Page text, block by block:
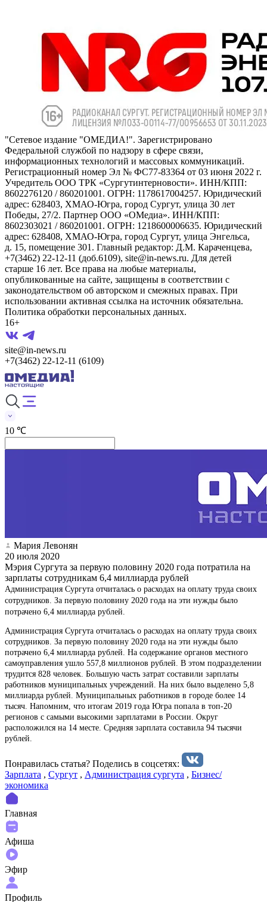
"Сетевое издание "ОМЕДИА!". Зарегистрировано
Федеральной службой по надзору в сфере связи,
информационных технологий и массовых коммуникаций.
Регистрационный номер Эл № ФС77-83364 от 03 июня 2022 г.
Учредитель ООО ТРК «Сургутинтерновости». ИНН/КПП:
8602276120 / 860201001. ОГРН: 1178617004257. Юридический
адрес: 628403, ХМАО-Югра, город Сургут, улица 30 лет
Победы, 27/2. Партнер ООО «ОМедиа». ИНН/КПП:
8602303021 / 860201001. ОГРН: 1218600006635. Юридический
адрес: 628408, ХМАО-Югра, город Сургут, улица Энгельса,
д. 15, помещение 301. Главный редактор: Д.М. Караченцева,
+7(3462) 22-12-11 (доб.6109), site@in-news.ru. Для детей
старше 16 лет. Все права на любые материалы,
опубликованные на сайте, защищены в соответствии с
законодательством об авторском и смежных правах. При
использовании активная ссылка на источник обязательна.
Политика обработки персональных данных.
16+
site@in-news.ru
+7(3462) 22-12-11 (6109)
10 ℃
Мария Левонян
20 июля 2020
Мэрия Сургута за первую половину 2020 года потратила на
зарплаты сотрудникам 6,4 миллиарда рублей
Администрация Сургута отчиталась о расходах на оплату труда своих
сотрудников. За первую половину 2020 года на эти нужды было
потрачено 6,4 миллиарда рублей.
Администрация Сургута отчиталась о расходах на оплату труда своих
сотрудников. За первую половину 2020 года на эти нужды было
потрачено 6,4 миллиарда рублей. На содержание органов местного
самоуправления ушло 557,8 миллионов рублей. В этом подразделении
трудится 828 человек. Большую часть затрат составили зарплаты
работников муниципальных учреждений. На них было выделено 5,8
миллиарда рублей. Муниципальных работников в городе более 14
тысяч. Напомним, что итогам 2019 года Югра попала в топ-20
регионов с самыми высокими зарплатами в России. Округ
расположился на 14 месте. Средняя зарплата составила 94 тысячи
рублей.
Понравилась статья? Поделиcь в соцсетях:
Зарплата , Сургут , Администрация сургута , Бизнес/
экономика
Главная
Афиша
Эфир
Профиль